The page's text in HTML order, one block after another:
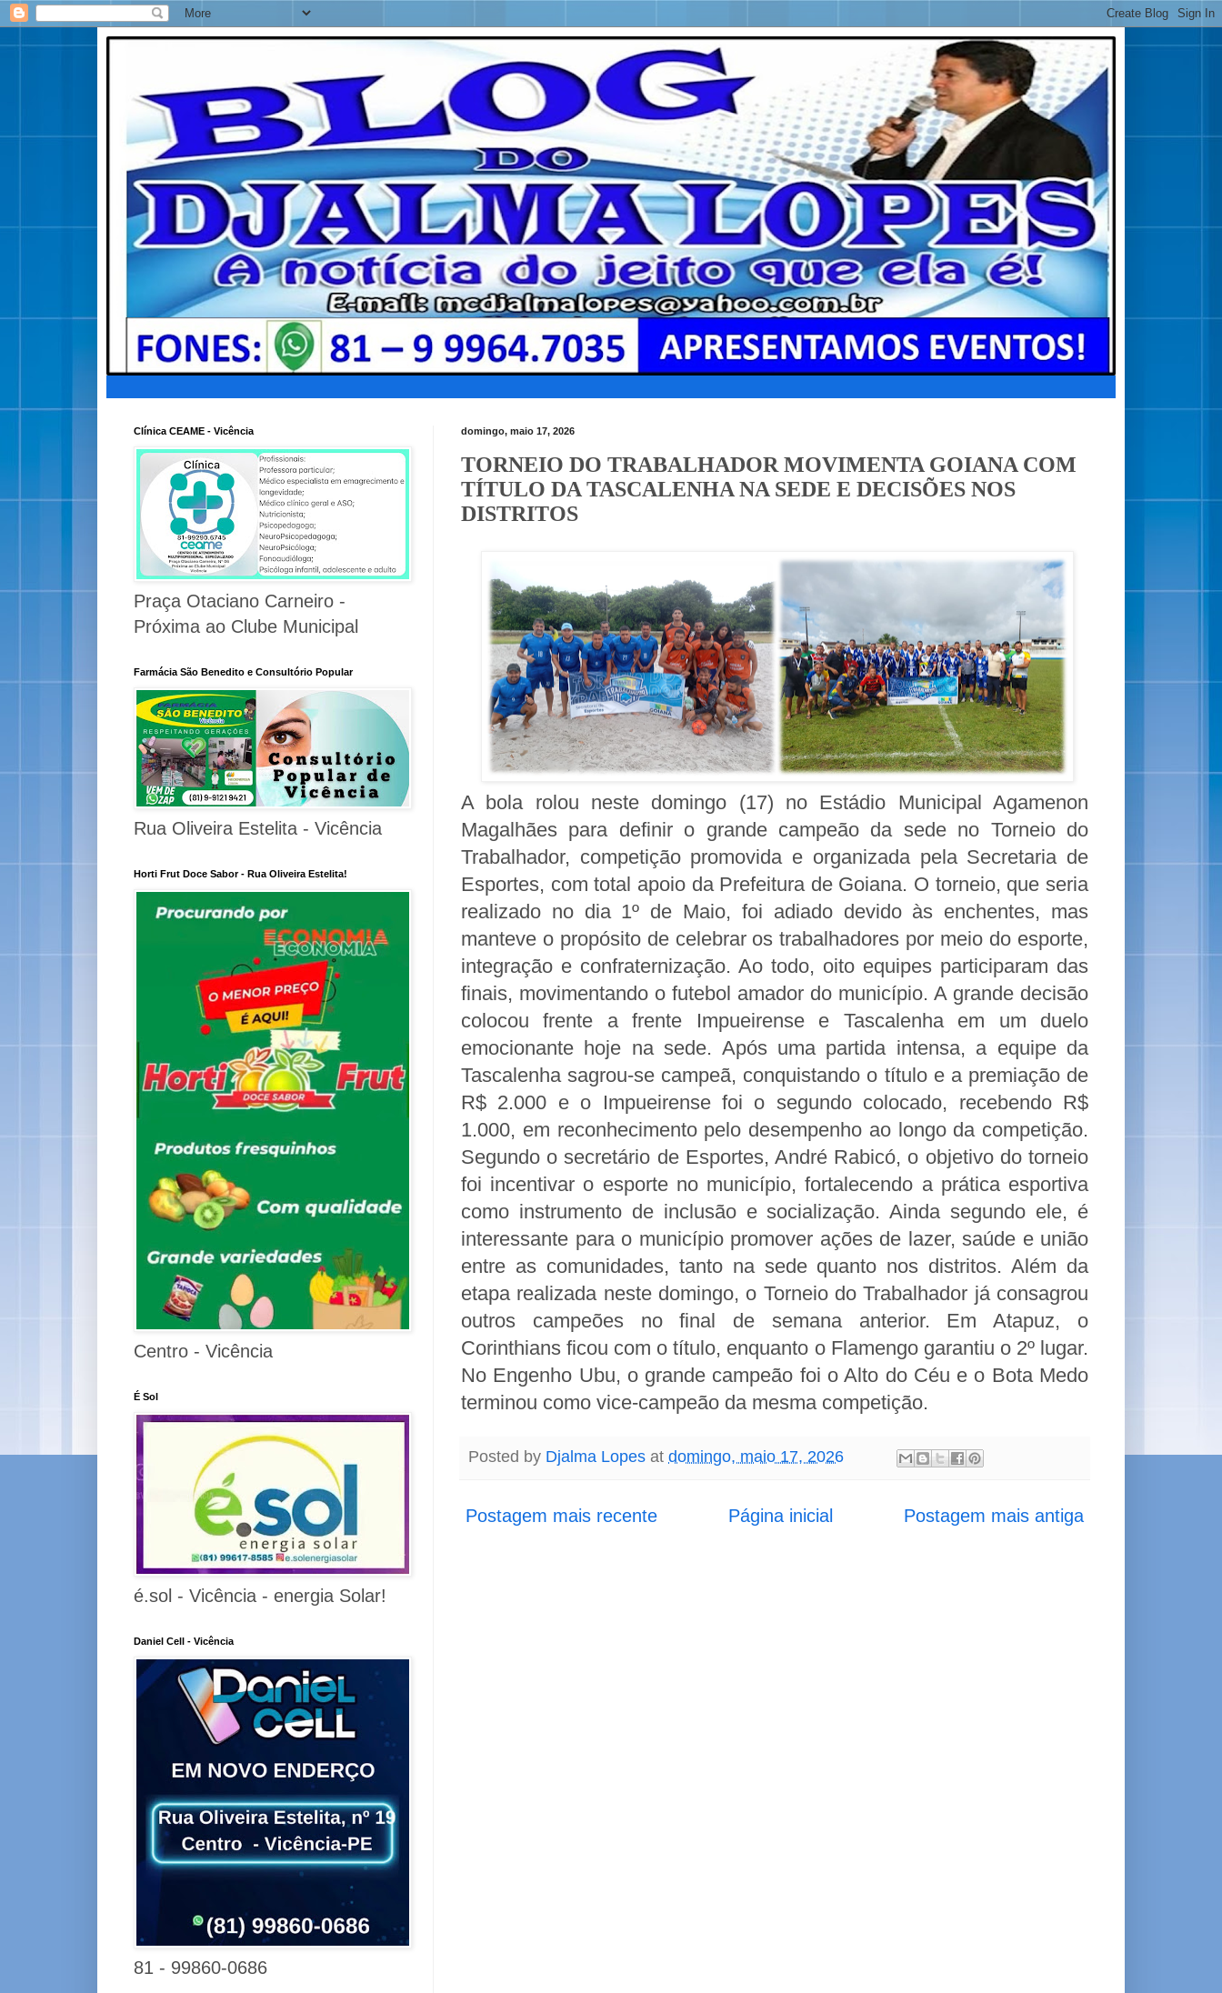
domingo, maio 17, 2026
TORNEIO DO TRABALHADOR MOVIMENTA GOIANA COM
TÍTULO DA TASCALENHA NA SEDE E DECISÕES NOS
DISTRITOS
A bola rolou neste domingo (17) no Estádio Municipal Agamenon
Magalhães para definir o grande campeão da sede no Torneio do
Trabalhador, competição promovida e organizada pela Secretaria de
Esportes, com total apoio da Prefeitura de Goiana. O torneio, que seria
realizado no dia 1º de Maio, foi adiado devido às enchentes, mas
manteve o propósito de celebrar os trabalhadores por meio do esporte,
integração e confraternização. Ao todo, oito equipes participaram das
finais, movimentando o futebol amador do município. A grande decisão
colocou frente a frente Impueirense e Tascalenha em um duelo
emocionante hoje na sede. Após uma partida intensa, a equipe da
Tascalenha sagrou-se campeã, conquistando o título e a premiação de
R$ 2.000 e o Impueirense foi o segundo colocado, recebendo R$
1.000, em reconhecimento pelo desempenho ao longo da competição.
Segundo o secretário de Esportes, André Rabicó, o objetivo do torneio
foi incentivar o esporte no município, fortalecendo a prática esportiva
como instrumento de inclusão e socialização. Ainda segundo ele, é
interessante para o município promover ações de lazer, saúde e união
entre as comunidades, tanto na sede quanto nos distritos. Além da
etapa realizada neste domingo, o Torneio do Trabalhador já consagrou
outros campeões no final de semana anterior. Em Atapuz, o
Corinthians ficou com o título, enquanto o Flamengo garantiu o 2º lugar.
No Engenho Ubu, o grande campeão foi o Alto do Céu e o Bota Medo
terminou como vice-campeão da mesma competição.
Posted by Djalma Lopes at domingo, maio 17, 2026
Postagem mais recente Postagem mais antiga
Página inicial
Clínica CEAME - Vicência
Praça Otaciano Carneiro -
Próxima ao Clube Municipal
Farmácia São Benedito e Consultório Popular
Rua Oliveira Estelita - Vicência
Horti Frut Doce Sabor - Rua Oliveira Estelita!
Centro - Vicência
É Sol
é.sol - Vicência - energia Solar!
Daniel Cell - Vicência
81 - 99860-0686